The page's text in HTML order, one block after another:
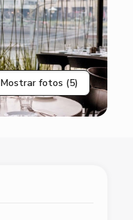
Mostrar fotos (5)